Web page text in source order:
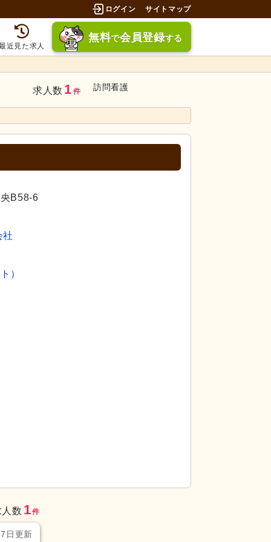
ログイン サイトマップ
近見た求人
無料で会員登録する
求人数 1 件 訪問看護
B58-6
社
）
人数 1件
日更新